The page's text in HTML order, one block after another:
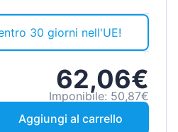
30 giorni nell'UE!
62,06€
Imponibile: 50,87€
Aggiungi al carrello